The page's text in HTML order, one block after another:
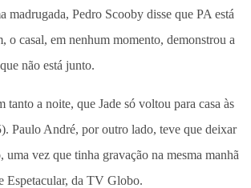
madrugada, Pedro Scooby disse que PA está
o casal, em nenhum momento, demonstrou a
não está junto.
tanto a noite, que Jade só voltou para casa às
Paulo André, por outro lado, teve que deixar
uma vez que tinha gravação na mesma manhã
Espetacular, da TV Globo.